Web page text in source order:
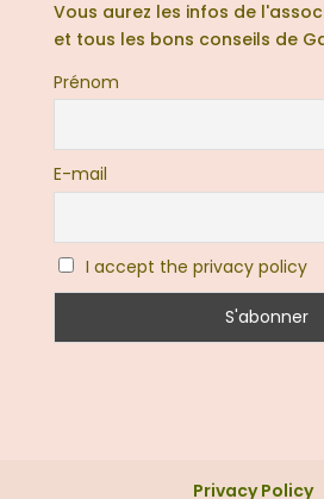
Vous aurez les infos de
et tous les bons conseils de
Prénom
E-mail
I accept the privacy policy
Privacy Policy